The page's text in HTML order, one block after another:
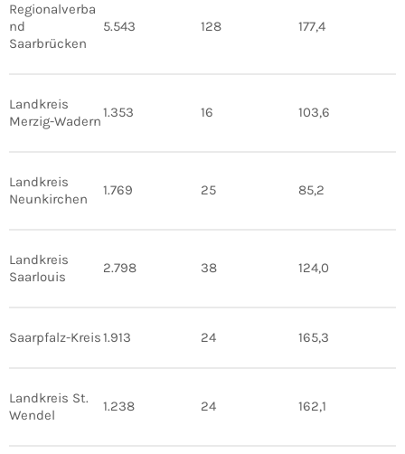
Regionalverba
nd
Saarbrücken
5.543 128 177,4
Landkreis
Merzig-Wadern
1.353 16 103,6
Landkreis
Neunkirchen
1.769 25 85,2
Landkreis
Saarlouis
2.798 38 124,0
Saarpfalz-Kreis1.913 24 165,3
Landkreis St.
Wendel
1.238 24 162,1